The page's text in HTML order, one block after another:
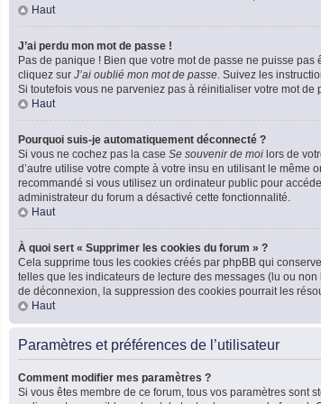
Haut
J’ai perdu mon mot de passe !
Pas de panique ! Bien que votre mot de passe ne puisse
cliquez sur J’ai oublié mon mot de passe. Suivez les
Si toutefois vous ne parveniez pas à réinitialiser votre mot
Haut
Pourquoi suis-je automatiquement déconnecté ?
Si vous ne cochez pas la case Se souvenir de moi lors de
d’autre utilise votre compte à votre insu en utilisant le même
recommandé si vous utilisez un ordinateur public pour
administrateur du forum a désactivé cette fonctionnalité.
Haut
À quoi sert « Supprimer les cookies du forum » ?
Cela supprime tous les cookies créés par phpBB qui
telles que les indicateurs de lecture des messages (lu ou
de déconnexion, la suppression des cookies pourrait les
Haut
Paramètres et préférences de l’utilisateur
Comment modifier mes paramètres ?
Si vous êtes membre de ce forum, tous vos paramètres sont